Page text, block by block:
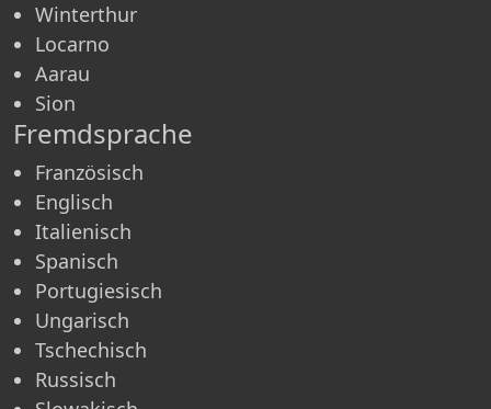
Winterthur
Locarno
Aarau
Sion
Fremdsprache
Französisch
Englisch
Italienisch
Spanisch
Portugiesisch
Ungarisch
Tschechisch
Russisch